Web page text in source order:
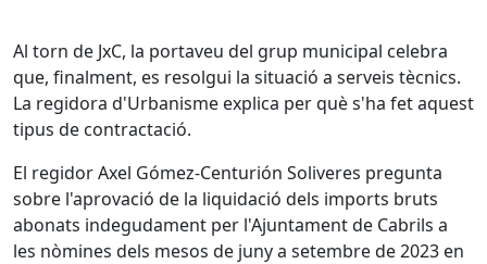
Al torn de JxC, la portaveu del grup municipal celebra
que, finalment, es resolgui la situació a serveis tècnics.
La regidora d'Urbanisme explica per què s'ha fet aquest
tipus de contractació.
El regidor Axel Gómez-Centurión Soliveres pregunta
sobre l'aprovació de la liquidació dels imports bruts
abonats indegudament per l'Ajuntament de Cabrils a
les nòmines dels mesos de juny a setembre de 2023 en